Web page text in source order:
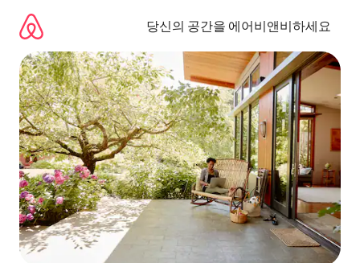
당신의 공간을 에어비앤비하세요